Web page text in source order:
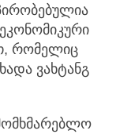
რომელიც
ვახტანგ